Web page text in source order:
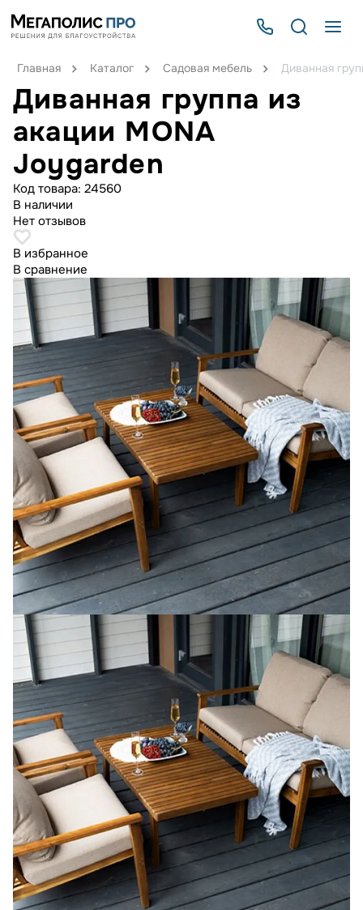
Главная Каталог Садовая мебель Диванная
Диванная группа из
акации MONA
Joygarden
Код товара: 24560
В наличии
Нет отзывов
В избранное
В сравнение